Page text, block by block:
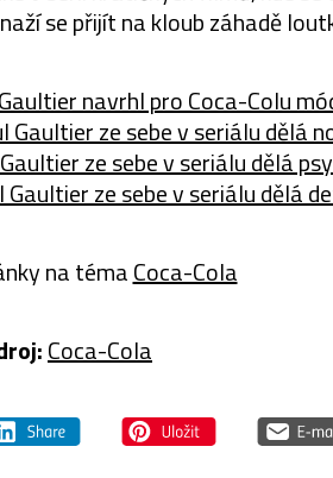
se přijít na kloub záhadě
navrhl pro Coca-Colu
Gaultier ze sebe v seriálu dělá
ze sebe v seriálu dělá
Gaultier ze sebe v seriálu dělá
na témaCoca-Cola
Coca-Cola